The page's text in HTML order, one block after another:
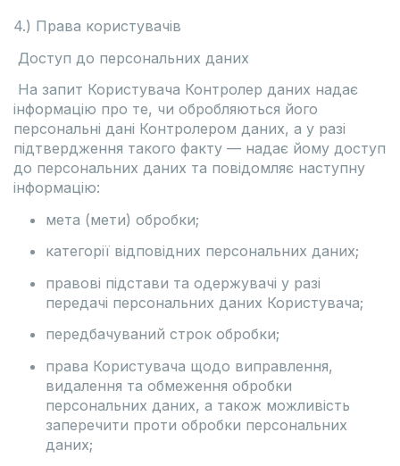
4.) Права користувачів
Доступ до персональних даних
На запит Користувача Контролер даних надає
інформацію про те, чи обробляються його
персональні дані Контролером даних, а у разі
підтвердження такого факту — надає йому доступ
до персональних даних та повідомляє наступну
інформацію:
мета (мети) обробки;
категорії відповідних персональних даних;
правові підстави та одержувачі у разі
передачі персональних даних Користувача;
передбачуваний строк обробки;
права Користувача щодо виправлення,
видалення та обмеження обробки
персональних даних, а також можливість
заперечити проти обробки персональних
даних;